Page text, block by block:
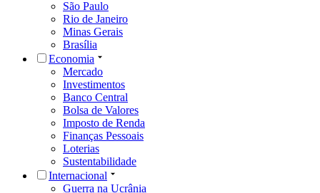
São Paulo
Rio de Janeiro
Minas Gerais
Brasília
Economia
Mercado
Investimentos
Banco Central
Bolsa de Valores
Imposto de Renda
Finanças Pessoais
Loterias
Sustentabilidade
Internacional
Guerra na Ucrânia